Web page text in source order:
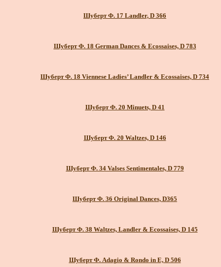
Шуберт Ф. 17 Landler, D 366
Шуберт Ф. 18 German Dances & Ecossaises, D 783
Шуберт Ф. 18 Viennese Ladies’ Landler & Ecossaises, D 734
Шуберт Ф. 20 Minuets, D 41
Шуберт Ф. 20 Waltzes, D 146
Шуберт Ф. 34 Valses Sentimentales, D 779
Шуберт Ф. 36 Original Dances, D365
Шуберт Ф. 38 Waltzes, Landler & Ecossaises, D 145
Шуберт Ф. Adagio & Rondo in E, D 506